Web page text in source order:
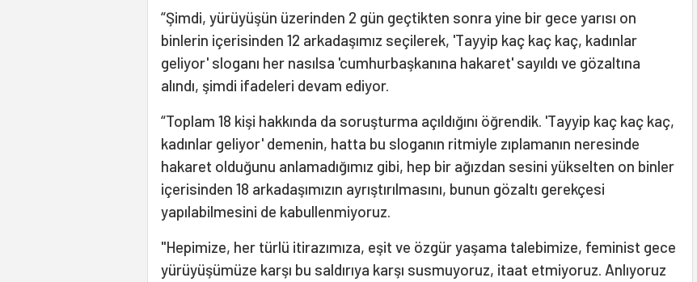
“Şimdi, yürüyüşün üzerinden 2 gün geçtikten sonra yine bir gece yarısı on
binlerin içerisinden 12 arkadaşımız seçilerek, 'Tayyip kaç kaç kaç, kadınlar
geliyor' sloganı her nasılsa 'cumhurbaşkanına hakaret' sayıldı ve gözaltına
alındı, şimdi ifadeleri devam ediyor.
“Toplam 18 kişi hakkında da soruşturma açıldığını öğrendik. 'Tayyip kaç kaç kaç,
kadınlar geliyor' demenin, hatta bu sloganın ritmiyle zıplamanın neresinde
hakaret olduğunu anlamadığımız gibi, hep bir ağızdan sesini yükselten on binler
içerisinden 18 arkadaşımızın ayrıştırılmasını, bunun gözaltı gerekçesi
yapılabilmesini de kabullenmiyoruz.
"Hepimize, her türlü itirazımıza, eşit ve özgür yaşama talebimize, feminist gece
yürüyüşümüze karşı bu saldırıya karşı susmuyoruz, itaat etmiyoruz. Anlıyoruz